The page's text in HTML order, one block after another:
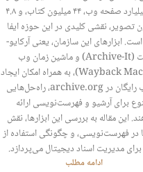
۸۳۵ میلیارد صفحه وب، ۴۴ میلیون کتاب، و ۴.۸
تصویر، نقشی کلیدی در این حوزه ایفا
ابزارهای این سازمان، یعنی آرکایو-
ایت (Archive-It) و ماشین زمان وب
(Wayback Machine)، به همراه امکان ایجاد
حساب رایگان در archive.org، راه‌حل‌هایی
برای آرشیو و فهرست‌نویسی ارائه
این مقاله به بررسی این ابزارها، نقش
در فهرست‌نویسی، و چگونگی استفاده از
مدیریت اسناد دیجیتال می‌پردازد.
ادامه مطلب